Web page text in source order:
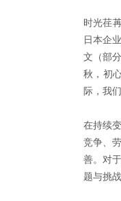
时光荏
日本企
文（部
秋，初
际，我
在持续
竞争、
善。对
题与挑战